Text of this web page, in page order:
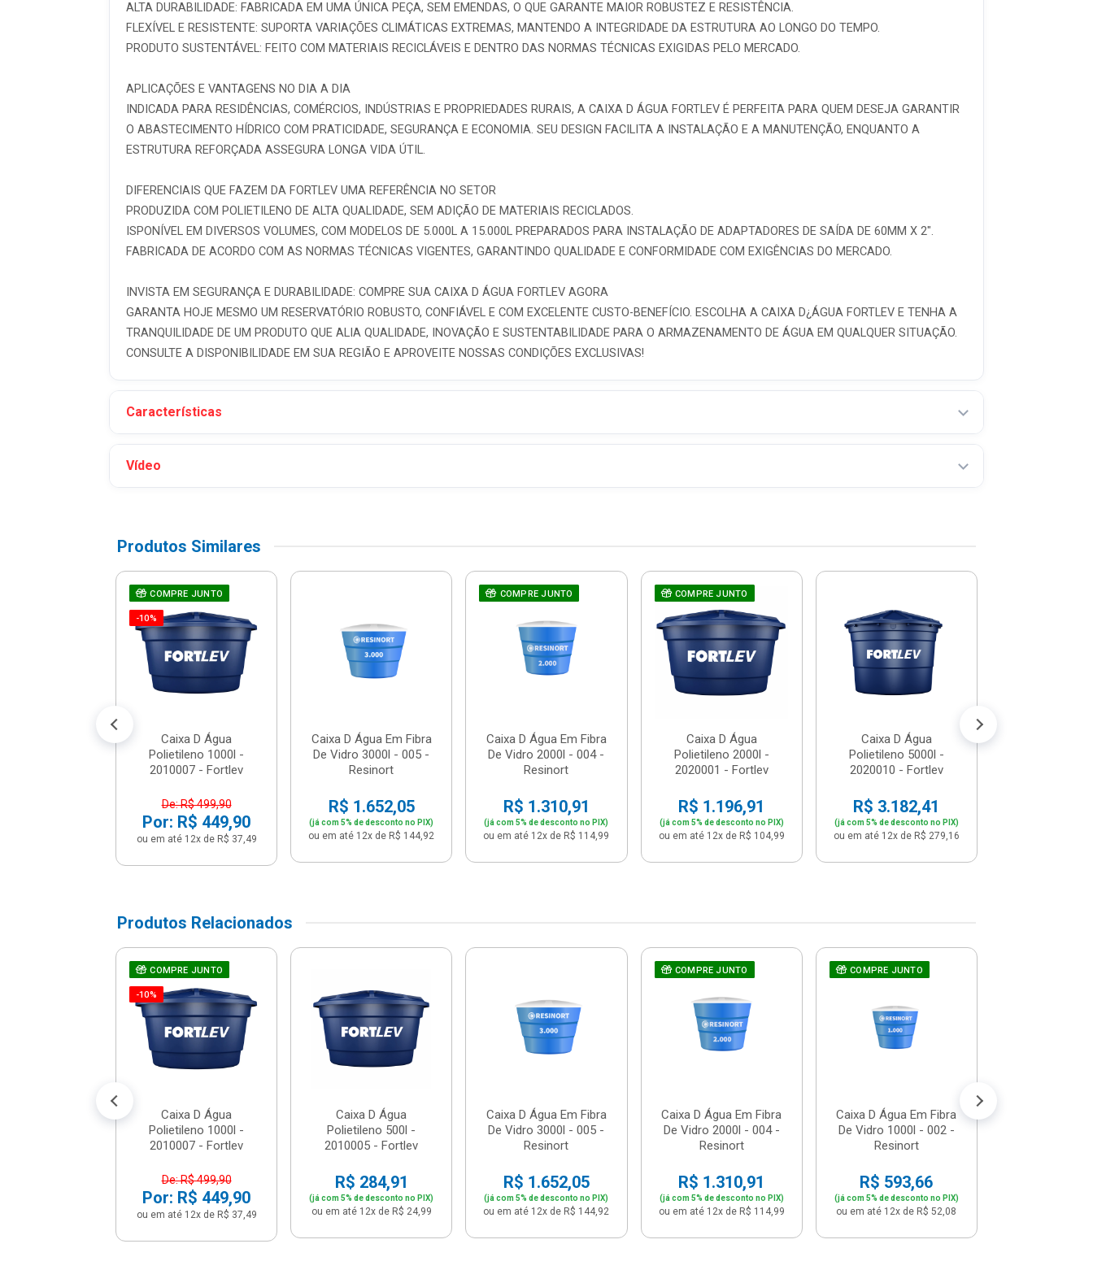
ALTA DURABILIDADE: FABRICADA EM UMA ÚNICA PEÇA, SEM EMENDAS, O QUE GARANTE MAIOR ROBUSTEZ E RESISTÊNCIA.
FLEXÍVEL E RESISTENTE: SUPORTA VARIAÇÕES CLIMÁTICAS EXTREMAS, MANTENDO A INTEGRIDADE DA ESTRUTURA AO LONGO DO TEMPO.
PRODUTO SUSTENTÁVEL: FEITO COM MATERIAIS RECICLÁVEIS E DENTRO DAS NORMAS TÉCNICAS EXIGIDAS PELO MERCADO.
APLICAÇÕES E VANTAGENS NO DIA A DIA
INDICADA PARA RESIDÊNCIAS, COMÉRCIOS, INDÚSTRIAS E PROPRIEDADES RURAIS, A CAIXA D ÁGUA FORTLEV É PERFEITA PARA QUEM DESEJA GARANTIR
O ABASTECIMENTO HÍDRICO COM PRATICIDADE, SEGURANÇA E ECONOMIA. SEU DESIGN FACILITA A INSTALAÇÃO E A MANUTENÇÃO, ENQUANTO A
ESTRUTURA REFORÇADA ASSEGURA LONGA VIDA ÚTIL.
DIFERENCIAIS QUE FAZEM DA FORTLEV UMA REFERÊNCIA NO SETOR
PRODUZIDA COM POLIETILENO DE ALTA QUALIDADE, SEM ADIÇÃO DE MATERIAIS RECICLADOS.
ISPONÍVEL EM DIVERSOS VOLUMES, COM MODELOS DE 5.000L A 15.000L PREPARADOS PARA INSTALAÇÃO DE ADAPTADORES DE SAÍDA DE 60MM X 2".
FABRICADA DE ACORDO COM AS NORMAS TÉCNICAS VIGENTES, GARANTINDO QUALIDADE E CONFORMIDADE COM EXIGÊNCIAS DO MERCADO.
INVISTA EM SEGURANÇA E DURABILIDADE: COMPRE SUA CAIXA D ÁGUA FORTLEV AGORA
GARANTA HOJE MESMO UM RESERVATÓRIO ROBUSTO, CONFIÁVEL E COM EXCELENTE CUSTO-BENEFÍCIO. ESCOLHA A CAIXA D¿ÁGUA FORTLEV E TENHA A
TRANQUILIDADE DE UM PRODUTO QUE ALIA QUALIDADE, INOVAÇÃO E SUSTENTABILIDADE PARA O ARMAZENAMENTO DE ÁGUA EM QUALQUER SITUAÇÃO.
CONSULTE A DISPONIBILIDADE EM SUA REGIÃO E APROVEITE NOSSAS CONDIÇÕES EXCLUSIVAS!
Características
Vídeo
Produtos Similares
COMPRE JUNTO
-10%
Caixa D Água
Polietileno 1000l -
2010007 - Fortlev
De: R$ 499,90
Por: R$ 449,90
ou em até 12x de R$ 37,49
Caixa D Água Em Fibra
De Vidro 3000l - 005 -
Resinort
R$ 1.652,05
(já com 5% de desconto no PIX)
ou em até 12x de R$ 144,92
COMPRE JUNTO
Caixa D Água Em Fibra
De Vidro 2000l - 004 -
Resinort
R$ 1.310,91
(já com 5% de desconto no PIX)
ou em até 12x de R$ 114,99
COMPRE JUNTO
Caixa D Água
Polietileno 2000l -
2020001 - Fortlev
R$ 1.196,91
(já com 5% de desconto no PIX)
ou em até 12x de R$ 104,99
Caixa D Água
Polietileno 5000l -
2020010 - Fortlev
R$ 3.182,41
(já com 5% de desconto no PIX)
ou em até 12x de R$ 279,16
Produtos Relacionados
COMPRE JUNTO
-10%
Caixa D Água
Polietileno 1000l -
2010007 - Fortlev
De: R$ 499,90
Por: R$ 449,90
ou em até 12x de R$ 37,49
Caixa D Água
Polietileno 500l -
2010005 - Fortlev
R$ 284,91
(já com 5% de desconto no PIX)
ou em até 12x de R$ 24,99
Caixa D Água Em Fibra
De Vidro 3000l - 005 -
Resinort
R$ 1.652,05
(já com 5% de desconto no PIX)
ou em até 12x de R$ 144,92
COMPRE JUNTO
Caixa D Água Em Fibra
De Vidro 2000l - 004 -
Resinort
R$ 1.310,91
(já com 5% de desconto no PIX)
ou em até 12x de R$ 114,99
COMPRE JUNTO
Caixa D Água Em Fibra
De Vidro 1000l - 002 -
Resinort
R$ 593,66
(já com 5% de desconto no PIX)
ou em até 12x de R$ 52,08